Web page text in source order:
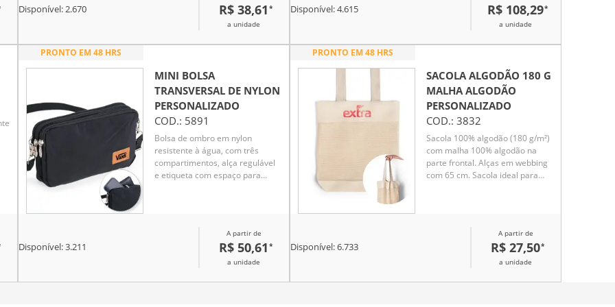
para quem valoriza beleza e
Disponível:2.670 R$ 38,61 *
a unidade
Disponível:4.615 R$ 108,29*
a unidade
PRONTO EM 48 HRS
MINI BOLSA
TRANSVERSAL DE NYLON
PERSONALIZADO
COD.: 5891
Bolsa de ombro em nylon
resistente à água, com três
compartimentos, alça regulável
e etiqueta com espaço para
acessórios do dia a dia.
Disponível:3.211
A partir de
R$ 50,61 *
a unidade
PRONTO EM 48 HRS
SACOLA ALGODÃO 180 G
MALHA ALGODÃO
PERSONALIZADO
COD.: 3832
Sacola 100% algodão (180 g/m²)
com malha 100% algodão na
parte frontal. Alças em webbing
com 65 cm. Sacola ideal para
Disponível:6.733
A partir de
R$ 27,50*
a unidade